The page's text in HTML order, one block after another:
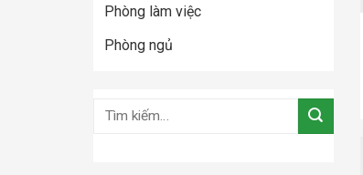
Phòng làm việc
Phòng ngủ